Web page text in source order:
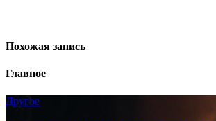
Похожая запись
Главное
Другое